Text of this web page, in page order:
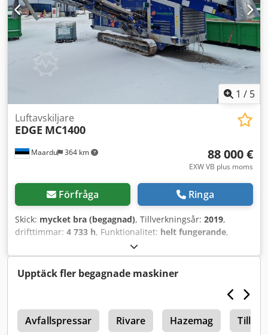
1 / 5
Maardu 364 km
Luftavskiljare
EDGE MC1400
88 000 €
EXW VB plus moms
Förfråga Ringa
Skick: mycket bra (begagnad), Tillverkningsår: 2019,
drifttimmar: 4 733 h, Funktionalitet: helt fungerande,
, Trefraktions luftseparator med extra
sugfläkt för mellanförfraktion. Maskinen har haft endast en
ägare. Codpev Aailofx Af Uorf
Upptäck fler begagnade maskiner
Avfallspressar Rivare Hazemag